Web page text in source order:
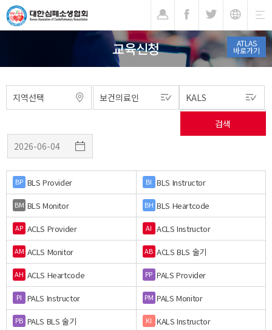
ATLAS
바로가기
교육신청
BP BLS Provider BI BLS Instructor
BM BLS Monitor BH BLS Heartcode
AP ACLS Provider AI ACLS Instructor
AM ACLS Monitor AB ACLS BLS 술기
AH ACLS Heartcode PP PALS Provider
PI PALS Instructor PM PALS Monitor
PB PALS BLS 술기 KI KALS Instructor